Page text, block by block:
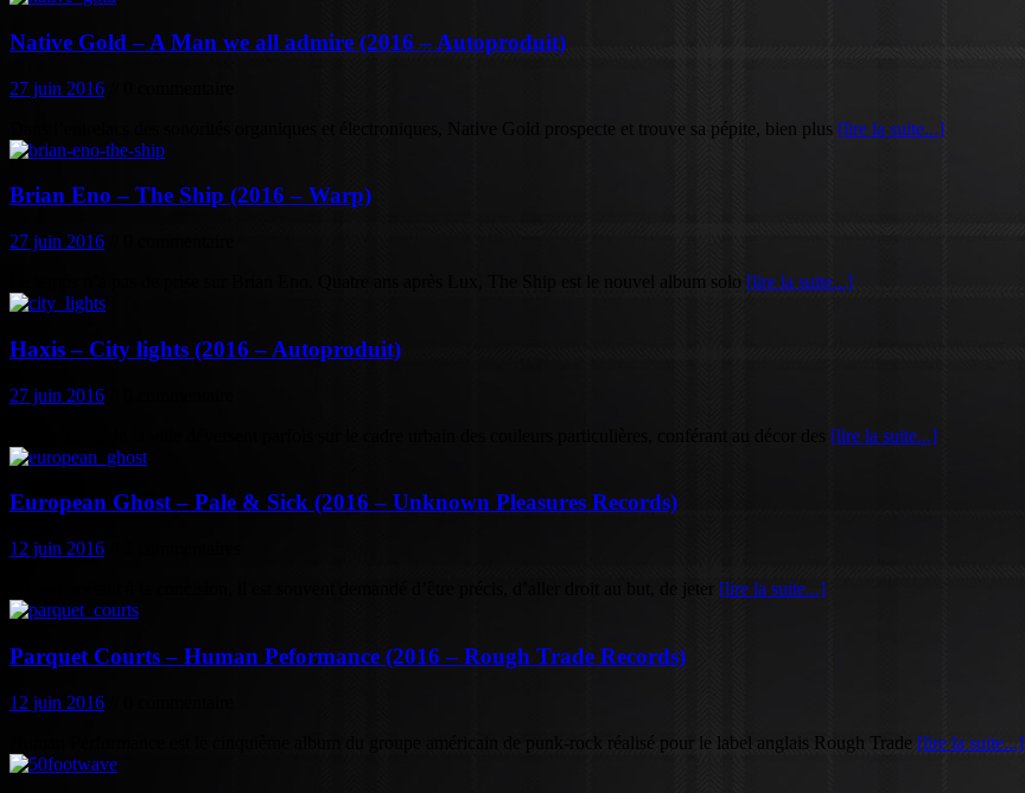
Native Gold – A Man we all admire (2016 – Autoproduit)
27 juin 2016
Dans l’entrelacs des sonorités organiques et électroniques, Native Gold prospecte et trouve sa pépite, bien plus [lire la suite...]
Brian Eno – The Ship (2016 – Warp)
27 juin 2016
Le temps n’a pas de prise sur Brian Eno. Quatre ans après Lux, The Ship est le nouvel album solo [lire la suite...]
Haxis – City lights (2016 – Autoproduit)
27 juin 2016
Les lumières de la ville déversent parfois sur le cadre urbain des couleurs particulières, conférant au décor des [lire la suite...]
European Ghost – Pale & Sick (2016 – Unknown Pleasures Records)
12 juin 2016
L’époque étant à la concision, il est souvent demandé d’être précis, d’aller droit au but, de jeter [lire la suite...]
Parquet Courts – Human Peformance (2016 – Rough Trade Records)
12 juin 2016
Human Performance est le cinquième album du groupe américain de punk-rock réalisé pour le label anglais Rough Trade [lire la suite...]